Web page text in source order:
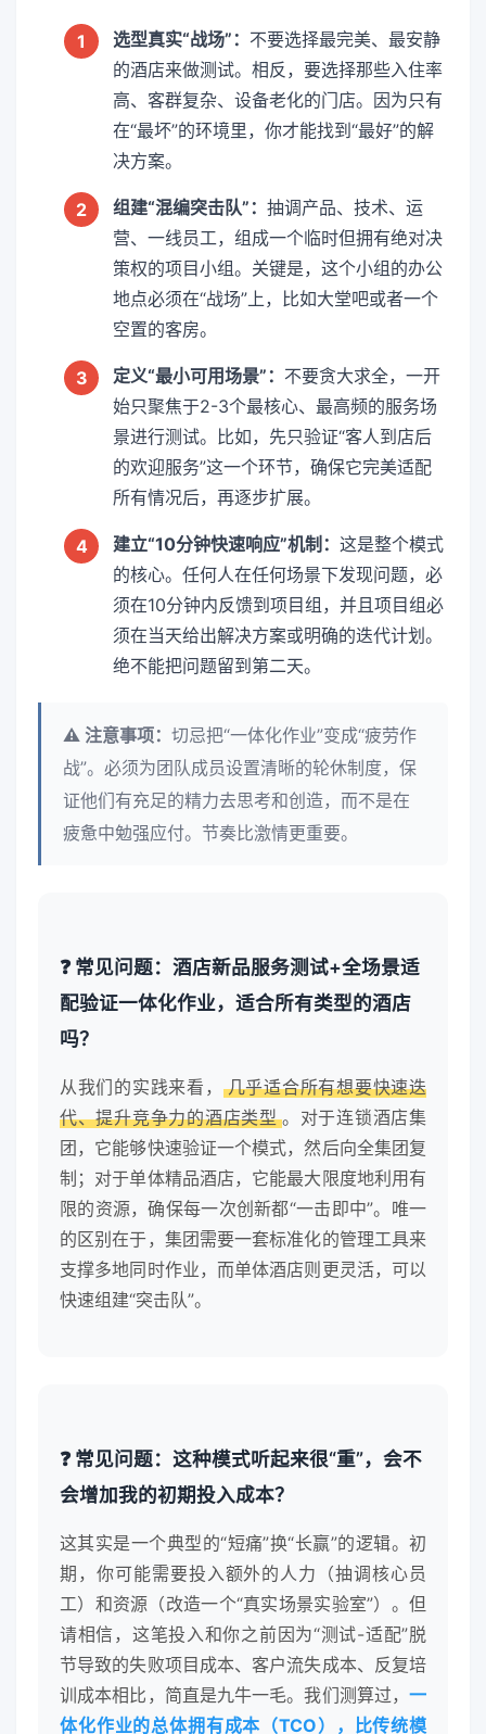
1 选型真实“战场”： 不要选择最完美、最安静
的酒店来做测试。相反，要选择那些入住率
高、客群复杂、设备老化的门店。因为只有
在“最坏”的环境里，你才能找到“最好”的解
决方案。
2 组建“混编突击队”： 抽调产品、技术、运
营、一线员工，组成一个临时但拥有绝对决
策权的项目小组。关键是，这个小组的办公
地点必须在“战场”上，比如大堂吧或者一个
空置的客房。
3 定义“最小可用场景”： 不要贪大求全，一开
始只聚焦于2-3个最核心、最高频的服务场
景进行测试。比如，先只验证“客人到店后
的欢迎服务”这一个环节，确保它完美适配
所有情况后，再逐步扩展。
4 建立“10分钟快速响应”机制： 这是整个模式
的核心。任何人在任何场景下发现问题，必
须在10分钟内反馈到项目组，并且项目组必
须在当天给出解决方案或明确的迭代计划。
绝不能把问题留到第二天。
⚠️ 注意事项： 切忌把“一体化作业”变成“疲劳作
战”。必须为团队成员设置清晰的轮休制度，保
证他们有充足的精力去思考和创造，而不是在
疲惫中勉强应付。节奏比激情更重要。
❓ 常见问题：酒店新品服务测试+全场景适
配验证一体化作业，适合所有类型的酒店
吗？
从我们的实践来看，
几乎适合所有想要快速迭
代、提升竞争力的酒店类型 。对于连锁酒店集
团，它能够快速验证一个模式，然后向全集团复
制；对于单体精品酒店，它能最大限度地利用有
限的资源，确保每一次创新都“一击即中”。唯一
的区别在于，集团需要一套标准化的管理工具来
支撑多地同时作业，而单体酒店则更灵活，可以
快速组建“突击队”。
❓ 常见问题：这种模式听起来很“重”，会不
会增加我的初期投入成本？
这其实是一个典型的“短痛”换“长赢”的逻辑。初
期，你可能需要投入额外的人力（抽调核心员
工）和资源（改造一个“真实场景实验室”）。但
请相信，这笔投入和你之前因为“测试-适配”脱
节导致的失败项目成本、客户流失成本、反复培
训成本相比，简直是九牛一毛。我们测算过， 一
体化作业的总体拥有成本（TCO），比传统模